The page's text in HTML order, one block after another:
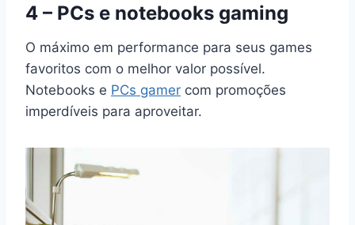
4 – PCs e notebooks gaming
O máximo em performance para seus games
favoritos com o melhor valor possível.
Notebooks e PCs gamer com promoções
imperdíveis para aproveitar.